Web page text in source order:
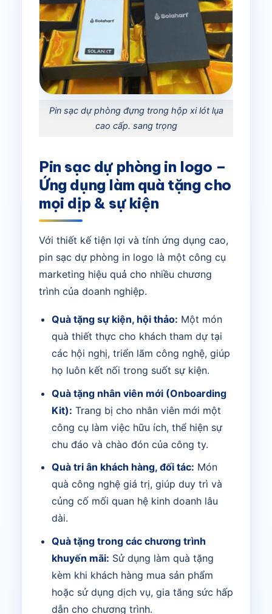
Pin sạc dự phòng đựng trong hộp xi lót lụa
cao cấp. sang trọng
Pin sạc dự phòng in logo –
Ứng dụng làm quà tặng cho
mọi dịp & sự kiện
Với thiết kế tiện lợi và tính ứng dụng cao,
pin sạc dự phòng in logo là một công cụ
marketing hiệu quả cho nhiều chương
trình của doanh nghiệp.
Quà tặng sự kiện, hội thảo: Một món
quà thiết thực cho khách tham dự tại
các hội nghị, triển lãm công nghệ, giúp
họ luôn kết nối trong suốt sự kiện.
Quà tặng nhân viên mới (Onboarding
Kit): Trang bị cho nhân viên mới một
công cụ làm việc hữu ích, thể hiện sự
chu đáo và chào đón của công ty.
Quà tri ân khách hàng, đối tác: Món
quà công nghệ giá trị, giúp duy trì và
củng cố mối quan hệ kinh doanh lâu
dài.
Quà tặng trong các chương trình
khuyến mãi: Sử dụng làm quà tặng
kèm khi khách hàng mua sản phẩm
hoặc sử dụng dịch vụ, gia tăng sức hấp
dẫn cho chương trình.